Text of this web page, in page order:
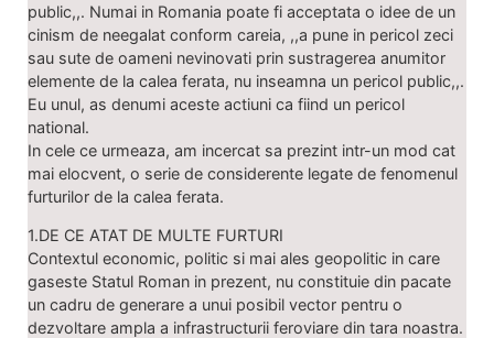
public,,. Numai in Romania poate fi acceptata o idee de un
cinism de neegalat conform careia, ,,a pune in pericol zeci
sau sute de oameni nevinovati prin sustragerea anumitor
elemente de la calea ferata, nu inseamna un pericol public,,.
Eu unul, as denumi aceste actiuni ca fiind un pericol
national.
In cele ce urmeaza, am incercat sa prezint intr-un mod cat
mai elocvent, o serie de considerente legate de fenomenul
furturilor de la calea ferata.
1.DE CE ATAT DE MULTE FURTURI
Contextul economic, politic si mai ales geopolitic in care
gaseste Statul Roman in prezent, nu constituie din pacate
un cadru de generare a unui posibil vector pentru o
dezvoltare ampla a infrastructurii feroviare din tara noastra.